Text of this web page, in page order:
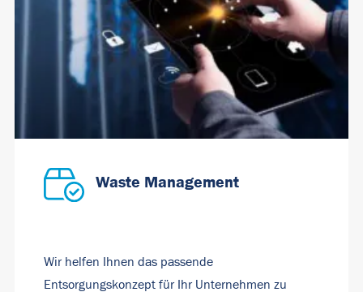
Waste Management
Wir helfen Ihnen das passende
Entsorgungskonzept für Ihr Unternehmen zu